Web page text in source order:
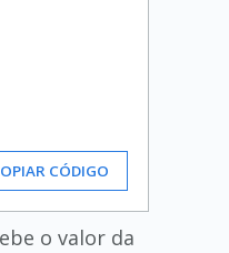
CÓDIGO
o valor da